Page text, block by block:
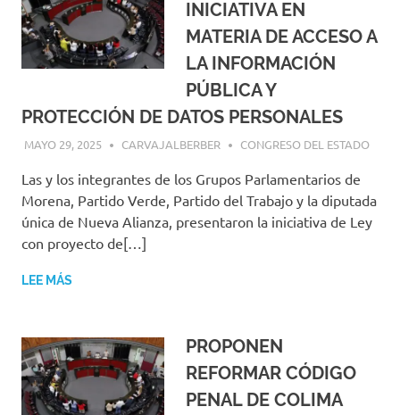
INICIATIVA EN
MATERIA DE ACCESO A
LA INFORMACIÓN
PÚBLICA Y
PROTECCIÓN DE DATOS PERSONALES
MAYO 29, 2025 CARVAJALBERBER CONGRESO DEL ESTADO
Las y los integrantes de los Grupos Parlamentarios de
Morena, Partido Verde, Partido del Trabajo y la diputada
única de Nueva Alianza, presentaron la iniciativa de Ley
con proyecto de[…]
LEE MÁS
PROPONEN
REFORMAR CÓDIGO
PENAL DE COLIMA